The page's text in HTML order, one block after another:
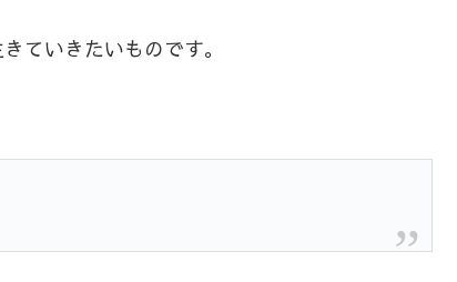
ていきたいものです。